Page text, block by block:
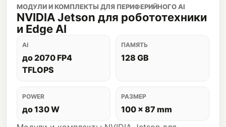
МОДУЛИ И КОМПЛЕКТЫ ДЛЯ ПЕРИФЕРИЙНОГО AI
NVIDIA Jetson для робототехники
и Edge AI
AI
до 2070 FP4
TFLOPS
ПАМЯТЬ
128 GB
POWER
до 130 W
РАЗМЕР
100 x 87 mm